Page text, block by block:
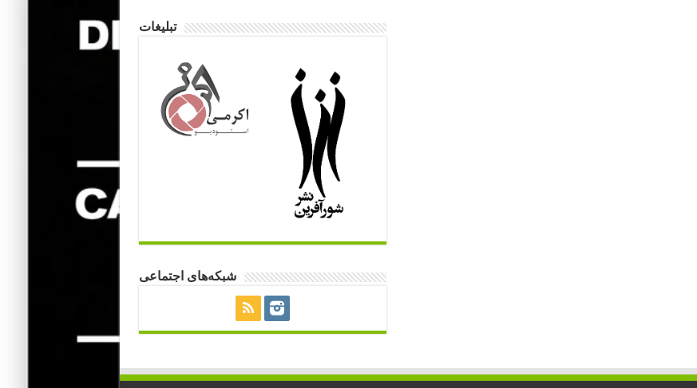
تبلیغات
شبکه‌های اجتماعی